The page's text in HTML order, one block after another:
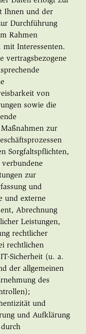
Ihnen und der
Durchführung
Rahmen
mit Interessenten.
vertragsbezogene
von
sowie die
zur
Sorgfaltspflichten,
zur
und
und externe
Abrechnung
Leistungen,
rechtlicher
rechtlichen
Sicherheit (u. a.
der allgemeinen
des
und
und Aufklärung